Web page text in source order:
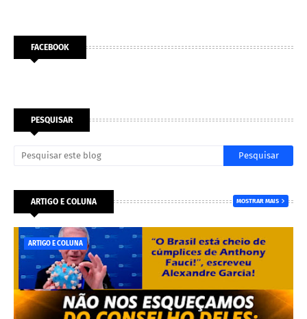
FACEBOOK
PESQUISAR
ARTIGO E COLUNA MOSTRAR MAIS
ARTIGO E COLUNA